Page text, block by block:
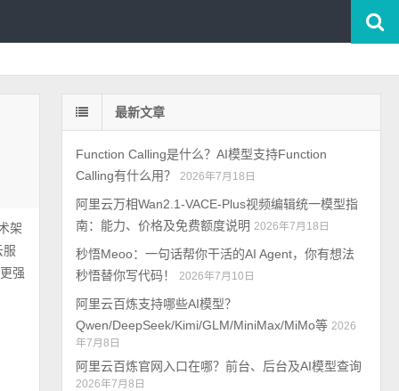
架
服
强
最新文章
Function Calling是什么？AI模型支持Function
Calling有什么用？
2026年7月18日
阿里云万相Wan2.1-VACE-Plus视频编辑统一模型指
南：能力、价格及免费额度说明 2026年7月18日
秒悟Meoo：一句话帮你干活的AI Agent，你有想法
秒悟替你写代码！
2026年7月10日
阿里云百炼支持哪些AI模型？
Qwen/DeepSeek/Kimi/GLM/MiniMax/MiMo等 2026
年7月8日
阿里云百炼官网入口在哪？前台、后台及AI模型查询
2026年7月8日